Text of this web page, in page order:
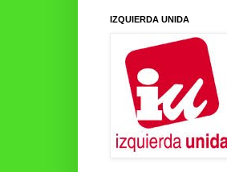
IZQUIERDA UNIDA